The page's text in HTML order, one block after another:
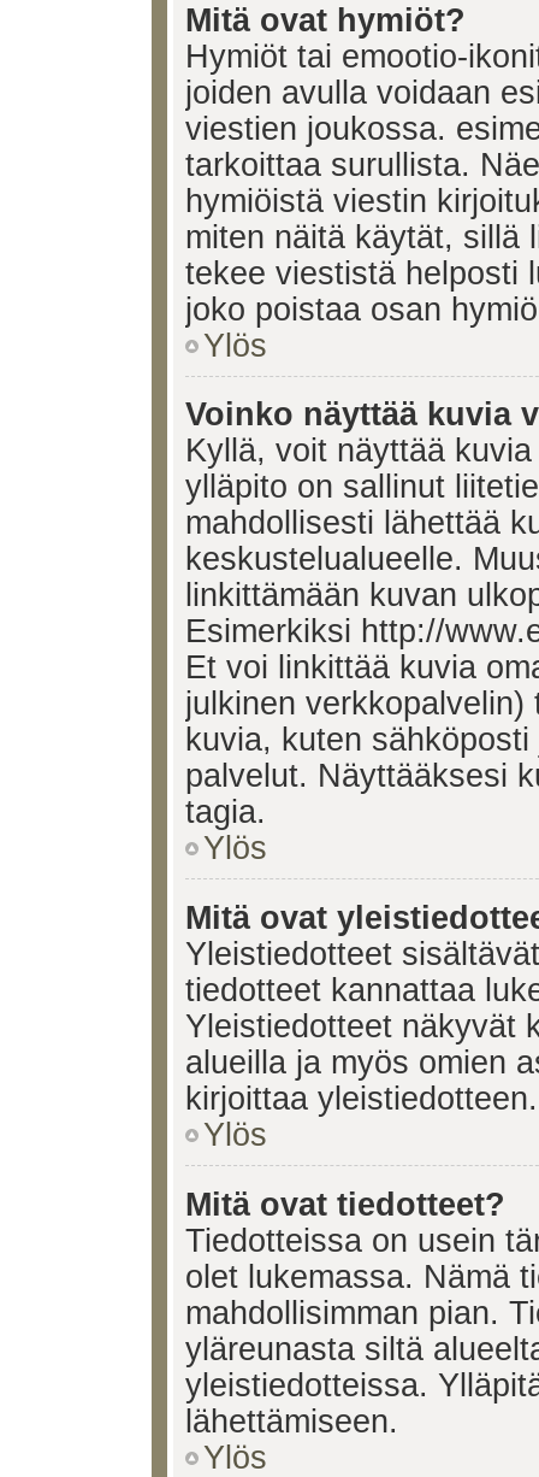
Mitä ovat hymiöt?
Hymiöt tai emootio-
joiden avulla voidaan
viestien joukossa.
tarkoittaa surullista.
hymiöistä viestin
miten näitä käytät, sillä
tekee viestistä helposti
joko poistaa osan
Ylös
Voinko näyttää kuvia
Kyllä, voit näyttää
ylläpito on sallinut
mahdollisesti lähettää
keskustelualueelle.
linkittämään kuvan
Esimerkiksi http://
Et voi linkittää kuvia
julkinen
kuvia, kuten
palvelut. Näyttääksesi
tagia.
Ylös
Mitä ovat
Yleistiedotteet
tiedotteet kannattaa
Yleistiedotteet näkyvät
alueilla ja myös omien
kirjoittaa
Ylös
Mitä ovat tiedotteet?
Tiedotteissa on usein
olet lukemassa. Nämä
mahdollisimman pian.
yläreunasta siltä
yleistiedotteissa.
lähettämiseen.
Ylös